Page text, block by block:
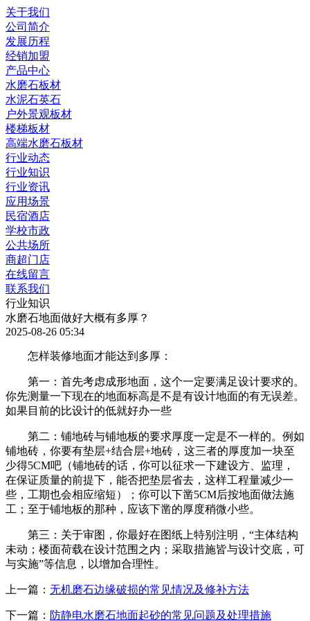
关于我们
公司简介
发展历程
经销加盟
产品中心
水磨石板材
水泥石英石
户外景观板材
楼梯板材
高端水磨石板材
行业动态
行业知识
行业资讯
应用场景
民宿酒店
学校市政
公共场所
商超门店
在线留言
联系我们
行业知识
水磨石地面做好大概有多厚？
2025-08-26 05:34
怎样装修地面才能达到多厚：
第一：首先考虑成形地面，这个一定要满足设计要求的。
你先测量一下现在的地面标高是不是有设计地面的有无误差。
如果目前的比设计的低就好办一些
第二：铺地砖与铺地板的要求厚度一定是不一样的。例如
铺地砖，你要有垫层+结合层+地砖，这三者的厚度加一块至
少得5CM吧（铺地砖的话，你可以征求一下建设方、监理，
在保证质量的前提下，能否把垫层省去，这样工程量减少一
些，工期也会相应缩短）；你可以下凿5CM后按地面做法施
工；至于铺地板的那种，应该下凿的厚度稍微小些。
第三：关于审图，你最好在图纸上特别注明，“主体结构
未动；楼面荷载在设计范围之内；采取措施皆与设计交底，可
与实施”等信息，以增加合理性。
上一篇： 无机磨石边缘破损的常见情况及修补方法
下一篇： 防静电水磨石地面起砂的常见问题及处理措施